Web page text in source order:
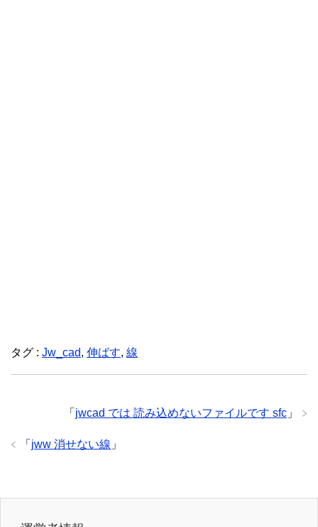
タグ : Jw_cad, 伸ばす, 線
「 jwcad では 読み込めないファイルです sfc 」
「 jww 消せない線 」